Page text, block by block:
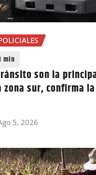
son la
sur, confirma
5, 2026